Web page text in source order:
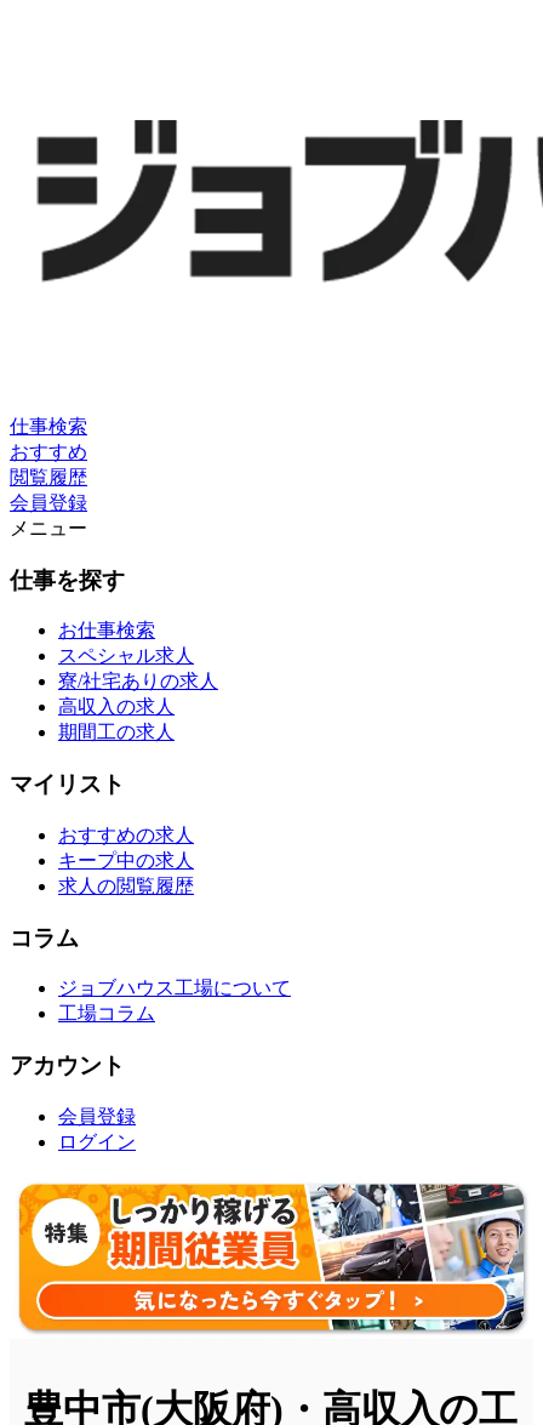
仕事検索
おすすめ
閲覧履歴
会員登録
メニュー
仕事を探す
お仕事検索
スペシャル求人
寮/社宅ありの求人
高収入の求人
期間工の求人
マイリスト
おすすめの求人
キープ中の求人
求人の閲覧履歴
コラム
ジョブハウス工場について
工場コラム
アカウント
会員登録
ログイン
豊中市(大阪府)・高収入の工